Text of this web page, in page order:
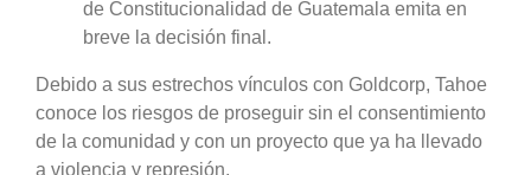
de Constitucionalidad de Guatemala emita en
breve la decisión final.
Debido a sus estrechos vínculos con Goldcorp, Tahoe
conoce los riesgos de proseguir sin el consentimiento
de la comunidad y con un proyecto que ya ha llevado
a violencia y represión.